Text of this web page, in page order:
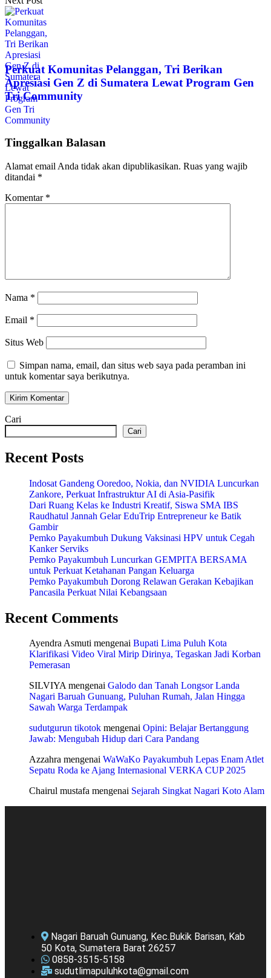
Perkuat Komunitas Pelanggan, Tri Berikan
Apresiasi Gen Z di Sumatera Lewat Program Gen
Tri Community
Tinggalkan Balasan
Alamat email Anda tidak akan dipublikasikan. Ruas yang wajib
ditandai *
Komentar *
Nama *
Email *
Situs Web
Simpan nama, email, dan situs web saya pada peramban ini
untuk komentar saya berikutnya.
Cari
Cari
Recent Posts
Indosat Gandeng Ooredoo, Nokia, dan NVIDIA Luncurkan
Zankore, Perkuat Infrastruktur AI di Asia-Pasifik
Dari Ruang Kelas ke Industri Kreatif, Siswa SMA IBS
Raudhatul Jannah Gelar EduTrip Entrepreneur ke Batik
Gambir
Pemko Payakumbuh Dukung Vaksinasi HPV untuk Cegah
Kanker Serviks
Pemko Payakumbuh Luncurkan GEMPITA BERSAMA
untuk Perkuat Ketahanan Pangan Keluarga
Pemko Payakumbuh Dorong Relawan Gerakan Kebajikan
Pancasila Perkuat Nilai Kebangsaan
Recent Comments
Ayendra Asmuti mengenai Bupati Lima Puluh Kota
Klarifikasi Video Viral Mirip Dirinya, Tegaskan Jadi Korban
Pemerasan
SILVIYAmengenai Galodo dan Tanah Longsor Landa
Nagari Baruah Gunuang, Puluhan Rumah, Jalan Hingga
Sawah Warga Terdampak
sudutgurun tikotok mengenai Opini: Belajar Bertanggung
Jawab: Mengubah Hidup dari Cara Pandang
Azzahra mengenai WaWaKo Payakumbuh Lepas Enam Atlet
Sepatu Roda ke Ajang Internasional VERKA CUP 2025
Chairul mustafa mengenai Sejarah Singkat Nagari Koto Alam
Nagari Baruah Gunuang, Kec.Bukik Barisan, Kab
50 Kota, Sumatera Barat 26257
0858-3515-5158
sudutlimapuluhkota@gmail.com